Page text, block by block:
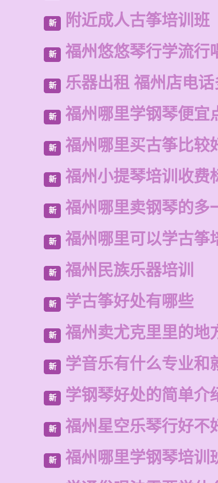
新 附近成人古筝培训班
新 福州悠悠琴行学流行
新 乐器出租 福州店电
新 福州哪里学钢琴便宜
新 福州哪里买古筝比较
新 福州小提琴培训收费
新 福州哪里卖钢琴的多
新 福州哪里可以学古筝
新 福州民族乐器培训
新 学古筝好处有哪些
新 福州卖尤克里里的地
新 学音乐有什么专业和
新 学钢琴好处的简单介
新 福州星空乐琴行好不
新
福州哪里学钢琴培训